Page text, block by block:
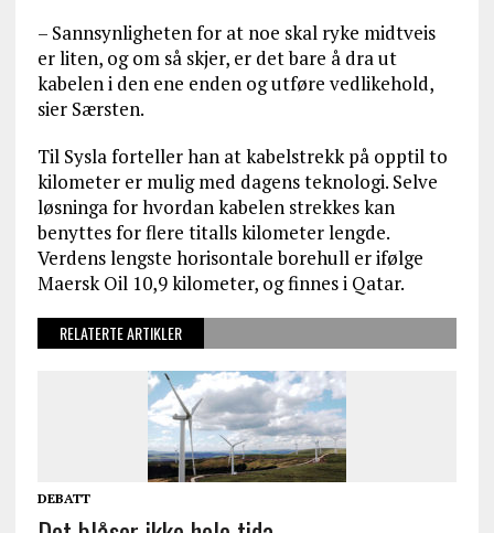
– Sannsynligheten for at noe skal ryke midtveis
er liten, og om så skjer, er det bare å dra ut
kabelen i den ene enden og utføre vedlikehold,
sier Særsten.
Til Sysla forteller han at kabelstrekk på opptil to
kilometer er mulig med dagens teknologi. Selve
løsninga for hvordan kabelen strekkes kan
benyttes for flere titalls kilometer lengde.
Verdens lengste horisontale borehull er ifølge
Maersk Oil 10,9 kilometer, og finnes i Qatar.
RELATERTE ARTIKLER
DEBATT